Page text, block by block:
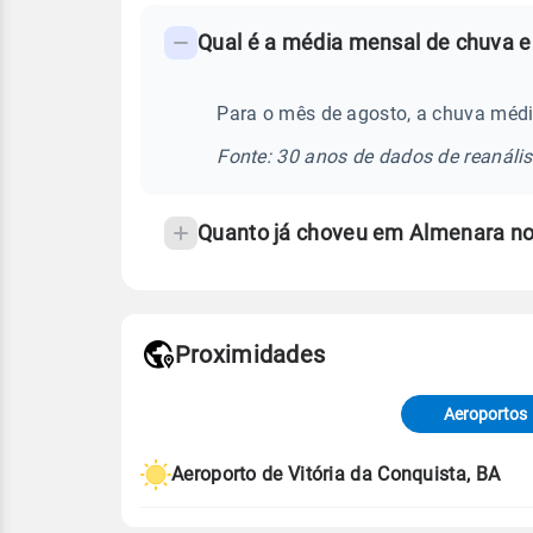
frequentes
temperatura
Qual é a média mensal de chuva
Para o mês de agosto, a chuva
Fonte: 30 anos de dados de
Quanto já choveu em Almenara
de Tempo e Estudos Climáticos
Proximidades
Aeroportos
Aeroporto de Vitória da Conquista, BA